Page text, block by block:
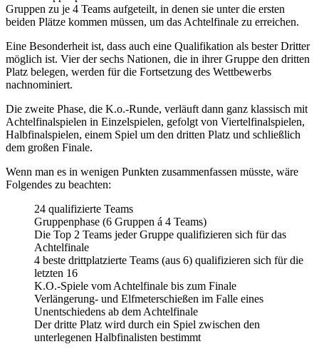
Gruppen zu je 4 Teams aufgeteilt, in denen sie unter die ersten
beiden Plätze kommen müssen, um das Achtelfinale zu erreichen.
Eine Besonderheit ist, dass auch eine Qualifikation als bester Dritter
möglich ist. Vier der sechs Nationen, die in ihrer Gruppe den dritten
Platz belegen, werden für die Fortsetzung des Wettbewerbs
nachnominiert.
Die zweite Phase, die K.o.-Runde, verläuft dann ganz klassisch mit
Achtelfinalspielen in Einzelspielen, gefolgt von Viertelfinalspielen,
Halbfinalspielen, einem Spiel um den dritten Platz und schließlich
dem großen Finale.
Wenn man es in wenigen Punkten zusammenfassen müsste, wäre
Folgendes zu beachten:
24 qualifizierte Teams
Gruppenphase (6 Gruppen á 4 Teams)
Die Top 2 Teams jeder Gruppe qualifizieren sich für das
Achtelfinale
4 beste drittplatzierte Teams (aus 6) qualifizieren sich für die
letzten 16
K.O.-Spiele vom Achtelfinale bis zum Finale
Verlängerung- und Elfmeterschießen im Falle eines
Unentschiedens ab dem Achtelfinale
Der dritte Platz wird durch ein Spiel zwischen den
unterlegenen Halbfinalisten bestimmt